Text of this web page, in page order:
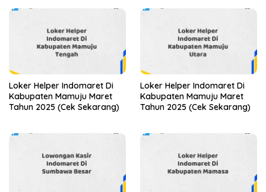
Loker Helper Indomaret Di
Kabupaten Mamuju Maret
Tahun 2025 (Cek Sekarang)
Loker Helper Indomaret Di
Kabupaten Mamuju Maret
Tahun 2025 (Cek Sekarang)